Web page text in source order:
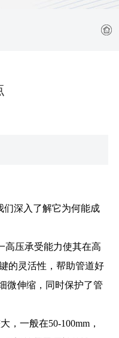
们深入了解它为何能成
高压承受能力使其在高
的灵活性，帮助管道好
微伸缩，同时保护了管
一般在50-100mm，